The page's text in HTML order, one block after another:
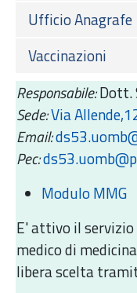
Ufficio Anagrafe
Vaccinazioni
Responsabile:Dott.
Sede:Via
Email:
Pec:
Modulo MMG
E' attivo il servizio
medico di
libera scelta